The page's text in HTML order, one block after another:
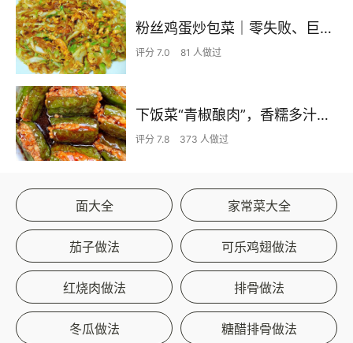
粉丝鸡蛋炒包菜｜零失败、巨下饭
评分 7.0 81 人做过
下饭菜“青椒酿肉”，香糯多汁鲜嫩下饭
评分 7.8 373 人做过
面大全 家常菜大全
茄子做法 可乐鸡翅做法
红烧肉做法 排骨做法
冬瓜做法 糖醋排骨做法